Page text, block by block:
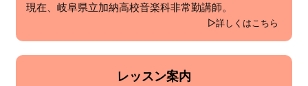
現在、岐阜県立加納高校音楽科非常勤講師。
詳しくはこちら
レッスン案内